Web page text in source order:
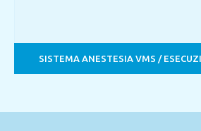
SISTEMA ANESTESIA VMS /